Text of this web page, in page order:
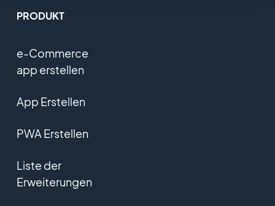
PRODUKT
e-Commerce
app erstellen
App Erstellen
PWA Erstellen
Liste der
Erweiterungen